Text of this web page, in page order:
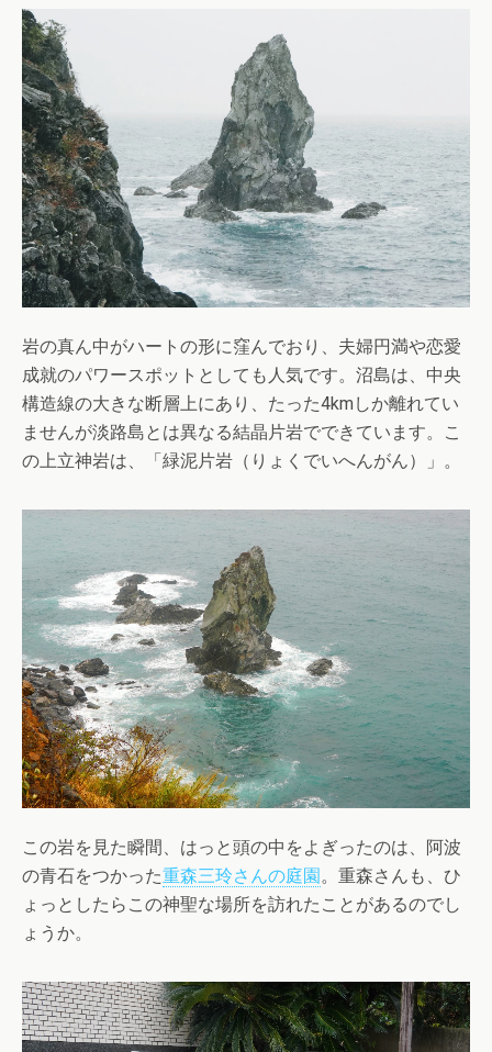
岩の真ん中がハートの形に窪んでおり、夫婦円満や恋愛
成就のパワースポットとしても人気です。沼島は、中央
構造線の大きな断層上にあり、たった4kmしか離れてい
ませんが淡路島とは異なる結晶片岩でできています。こ
の上立神岩は、「緑泥片岩（りょくでいへんがん）」。
この岩を見た瞬間、はっと頭の中をよぎったのは、阿波
の青石をつかった重森三玲さんの庭園 。重森さんも、ひ
ょっとしたらこの神聖な場所を訪れたことがあるのでし
ょうか。